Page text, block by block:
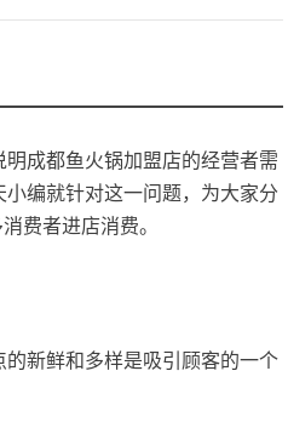
明成都鱼火锅加盟店的经营者需
编就针对这一问题，为大家分
费者进店消费。
新鲜和多样是吸引顾客的一个